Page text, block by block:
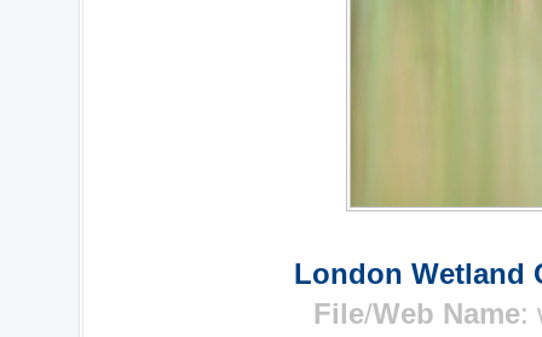
London Wetland
File/Web Name: